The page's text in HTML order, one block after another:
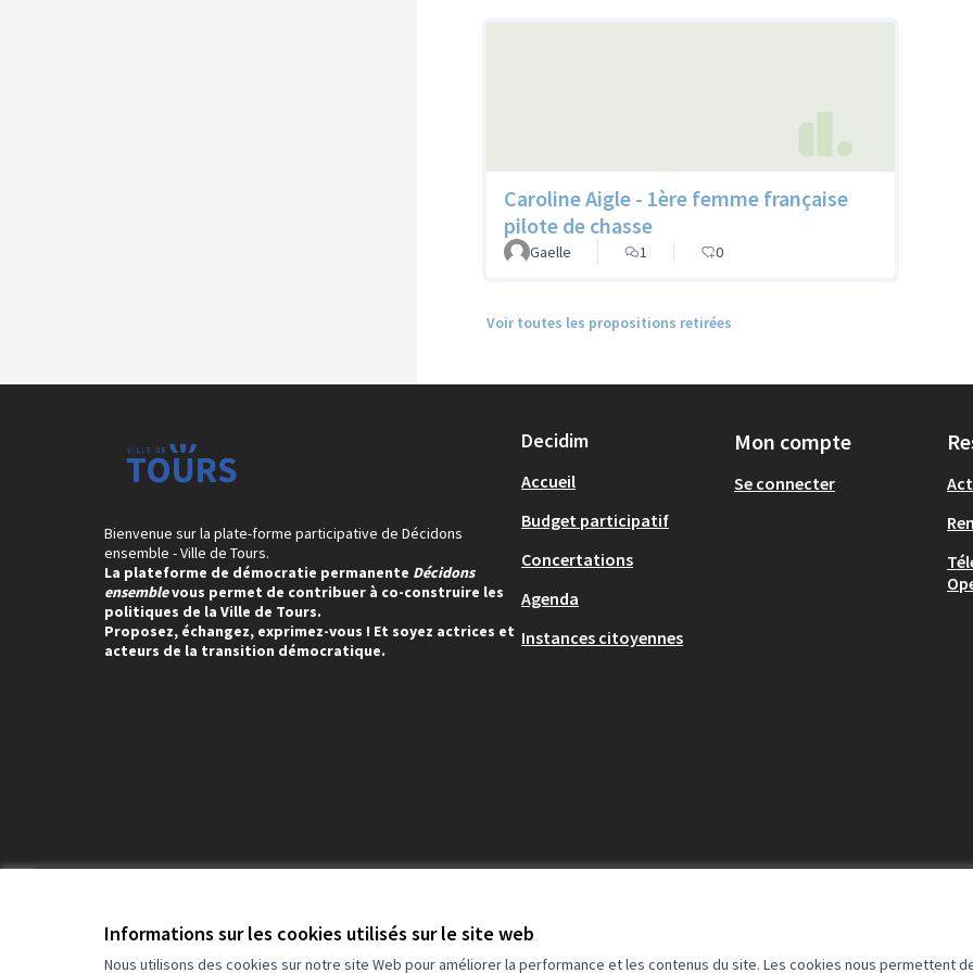
Informations sur les cookies utilisés sur le site web
Nous utilisons des cookies sur notre site Web pour améliorer la performance et les contenus du site. Les cookies nous permettent
Caroline Aigle - 1ère femme française
pilote de chasse
Gaelle 1 0
Voir toutes les propositions retirées
Bienvenue sur la plate-forme participative de Décidons
ensemble - Ville de Tours.
La plateforme de démocratie permanente Décidons
ensemblevous permet de contribuer à co-construire les
politiques de la Ville de Tours.
Proposez, échangez, exprimez-vous ! Et soyez actrices et
acteurs de la transition démocratique.
Decidim
Accueil
Budget participatif
Concertations
Agenda
Instances citoyennes
Mon compte
Se connecter